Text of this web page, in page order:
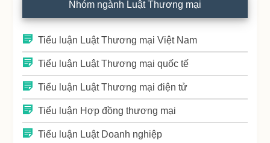
Nhóm ngành Luật Thương mại
Tiểu luận Luật Thương mại Việt Nam
Tiểu luận Luật Thương mại quốc tế
Tiểu luận Luật Thương mại điện tử
Tiểu luận Hợp đồng thương mại
Tiểu luận Luật Doanh nghiệp